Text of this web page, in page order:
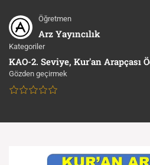
Öğretmen
Arz Yayıncılık
Kategoriler
KAO-2. Seviye, Kur'an Arapçası
Gözden geçirmek